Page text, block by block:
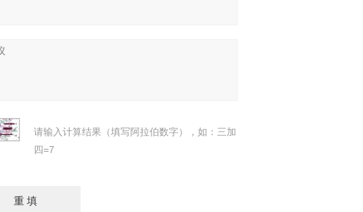
请输入计算结果（填写阿拉伯数字），如：三加
四=7